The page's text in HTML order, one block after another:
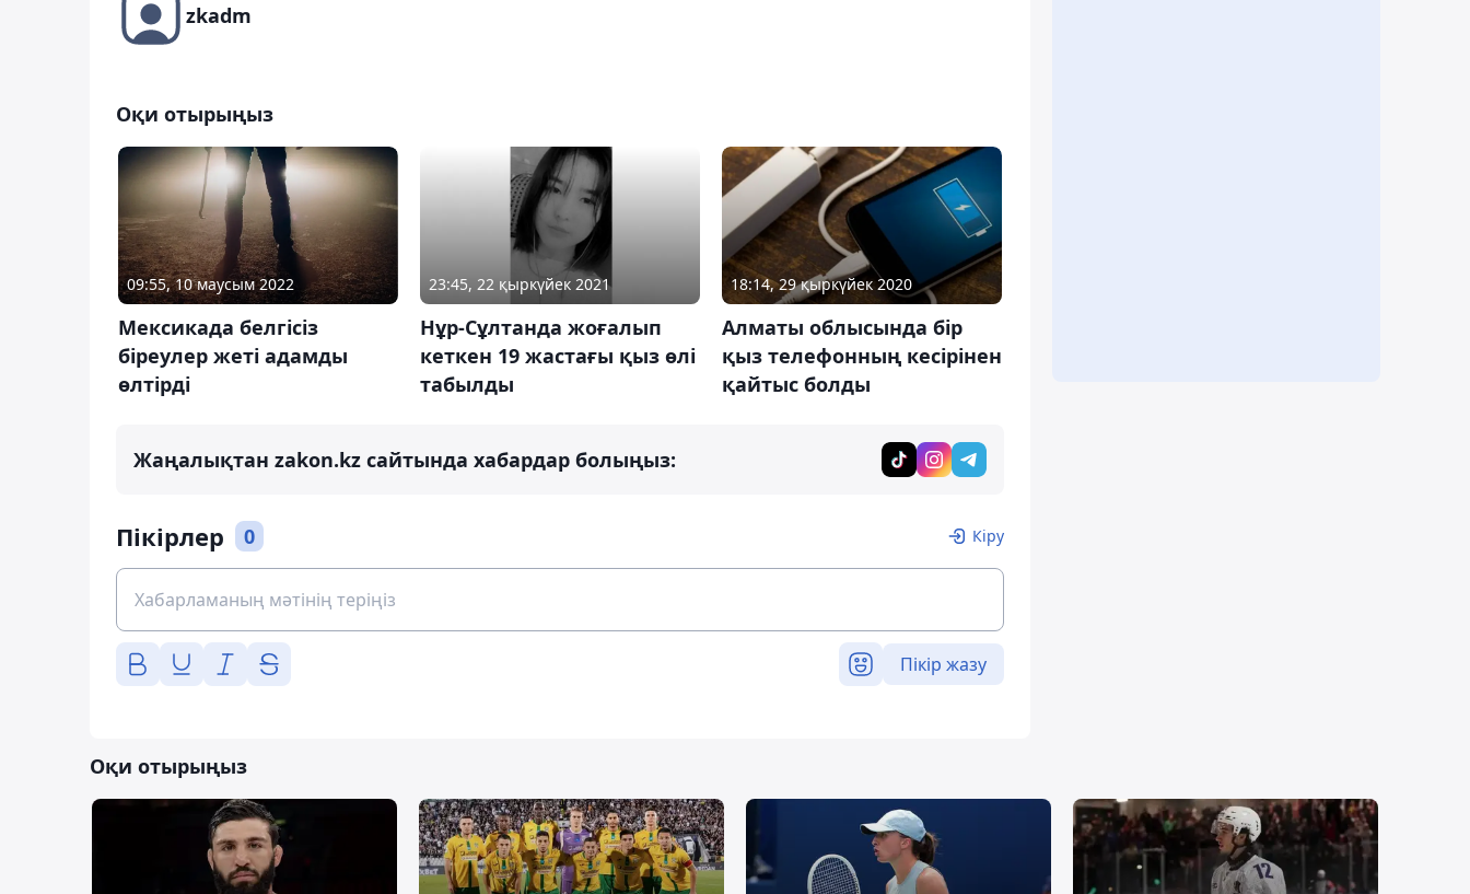
zkadm
Оқи отырыңыз
09:55, 10 маусым 2022
Мексикада белгісіз
біреулер жеті адамды
өлтірді
23:45, 22 қыркүйек 2021
Нұр-Сұлтанда жоғалып
кеткен 19 жастағы қыз өлі
табылды
18:14, 29 қыркүйек 2020
Алматы облысында бір
қыз телефонның кесірінен
қайтыс болды
Жаңалықтан zakon.kz сайтында хабардар болыңыз:
Пікірлер 0 Кіру
Пікір жазу
Оқи отырыңыз